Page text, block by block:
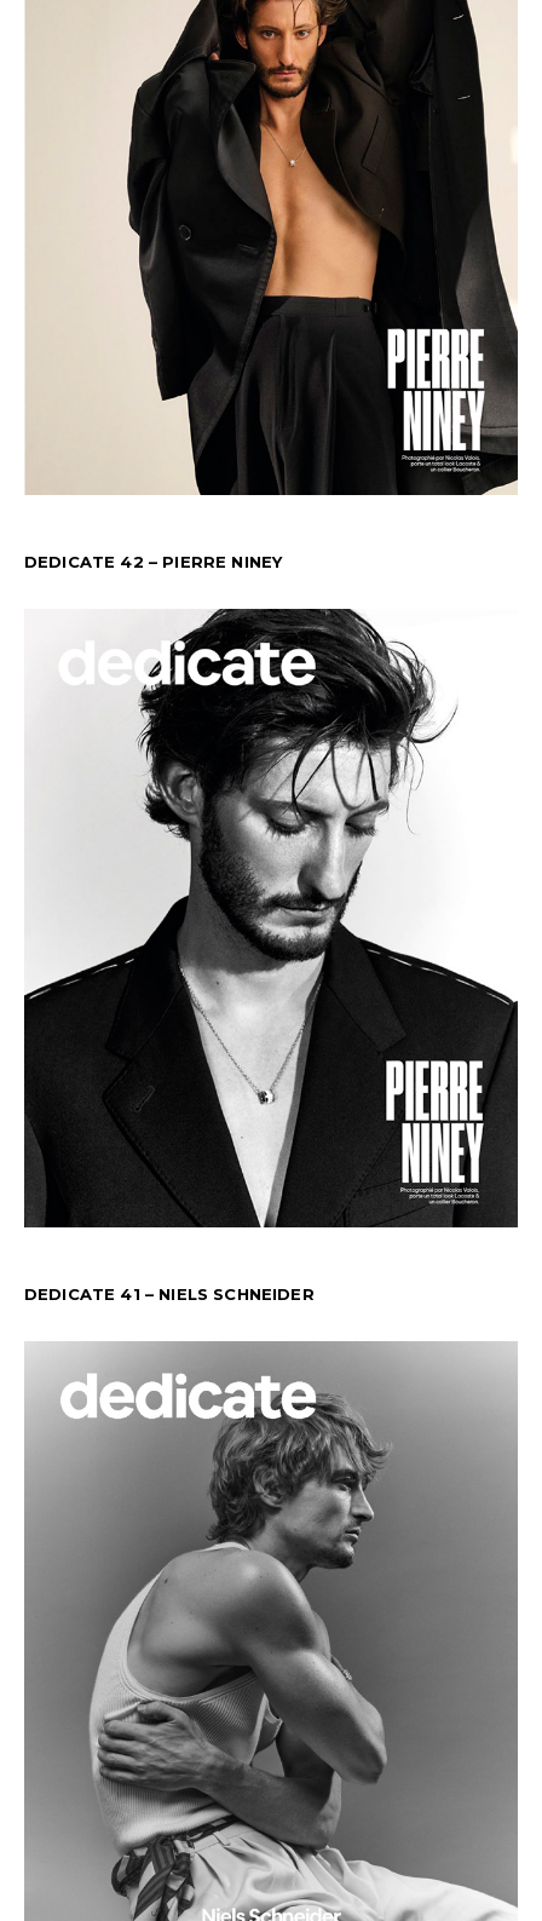
DEDICATE 42 – PIERRE NINEY
DEDICATE 41 – NIELS SCHNEIDER